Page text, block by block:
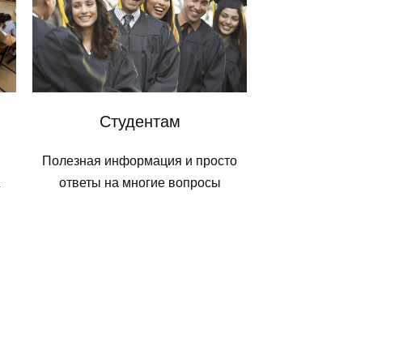
Студентам
Полезная информация и просто
ответы на многие вопросы